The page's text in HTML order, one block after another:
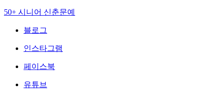
50+ 시니어 신춘문예
블로그
인스타그램
페이스북
유튜브